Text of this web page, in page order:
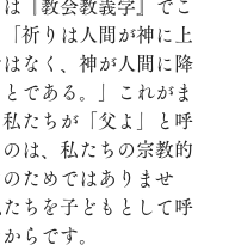
『教会教義学』でこ
祈りは人間が神に上
なく、神が人間に降
である。」これがま
たちが「父よ」と呼
は、私たちの宗教的
ためではありませ
ちを子どもとして呼
らです。